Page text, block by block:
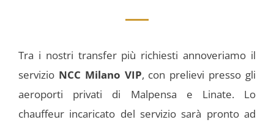
Tra i nostri transfer più richiesti annoveriamo il
servizio NCC Milano VIP, con prelievi presso gli
aeroporti privati di Malpensa e Linate. Lo
chauffeur incaricato del servizio sarà pronto ad